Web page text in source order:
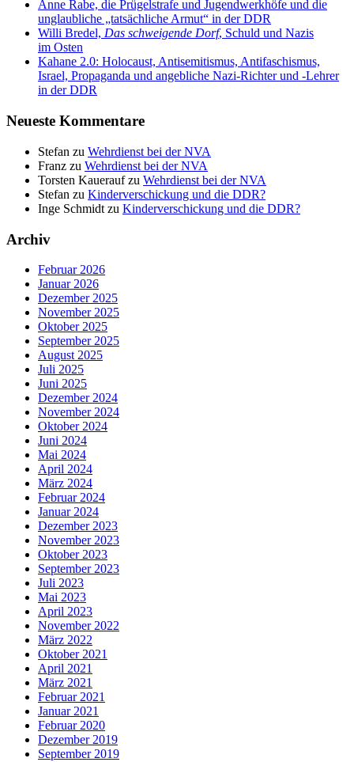
Anne Rabe, die Prügelstrafe und Jugendwerkhöfe und die
unglaubliche „tatsächliche Armut“ in der DDR
Willi Bredel, Das schweigende Dorf, Schuld und Nazis
im Osten
Kahane 2.0: Holocaust, Antisemitismus, Antifaschismus,
Israel, Propaganda und angebliche Nazi-Richter und ‑Lehrer
in der DDR
Neueste Kommentare
Stefan zu Wehrdienst bei der NVA
Franz zu Wehrdienst bei der NVA
Torsten Kaueraufzu Wehrdienst bei der NVA
Stefan zu Kinderverschickung und die DDR?
Inge Schmidt zu Kinderverschickung und die DDR?
Archiv
Februar 2026
Januar 2026
Dezember 2025
November 2025
Oktober 2025
September 2025
August 2025
Juli 2025
Juni 2025
Dezember 2024
November 2024
Oktober 2024
Juni 2024
Mai 2024
April 2024
März 2024
Februar 2024
Januar 2024
Dezember 2023
November 2023
Oktober 2023
September 2023
Juli 2023
Mai 2023
April 2023
November 2022
März 2022
Oktober 2021
April 2021
März 2021
Februar 2021
Januar 2021
Februar 2020
Dezember 2019
September 2019